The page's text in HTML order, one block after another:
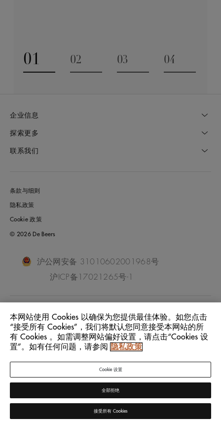
01
Go to slide 1
02
03
04
企业信息
探索更多
联系我们
条款与细则
隐私政策
Cookie 政策
© 2026 De Beers
沪公网安备 31010602001968号
沪ICP备17021265号-1
位置: China Mainland
语言: 中文
本网站使用 Cookies 以确保为您提供最佳体验。如您点击
“接受所有 Cookies”，我们将默认您同意接受本网站的所
有 Cookies 。如需调整网站偏好设置，请点击“Cookies 设
置”。如有任何问题，请参阅
隐私政策
Cookie 设置
全部拒绝
接受所有 Cookies